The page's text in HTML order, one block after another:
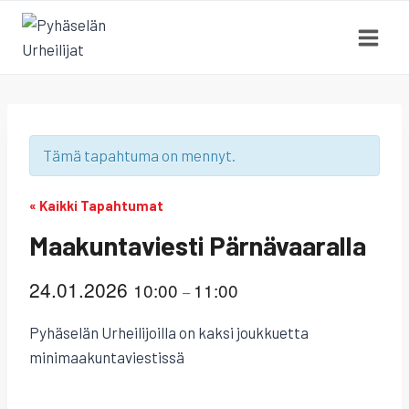
Siirry
sisältöön
Tämä tapahtuma on mennyt.
« Kaikki Tapahtumat
Maakuntaviesti Pärnävaaralla
24.01.2026 10:00 – 11:00
Pyhäselän Urheilijoilla on kaksi joukkuetta
minimaakuntaviestissä